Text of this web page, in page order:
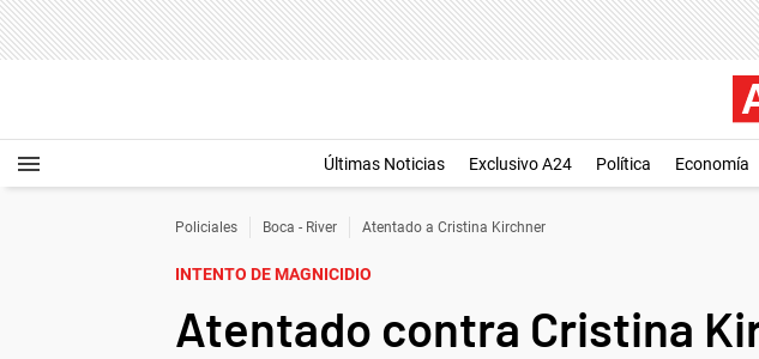
Últimas Noticias Exclusivo A24 Política Economía
Policiales Boca - River Atentado a Cristina Kirchner
INTENTO DE MAGNICIDIO
Atentado contra Cristina